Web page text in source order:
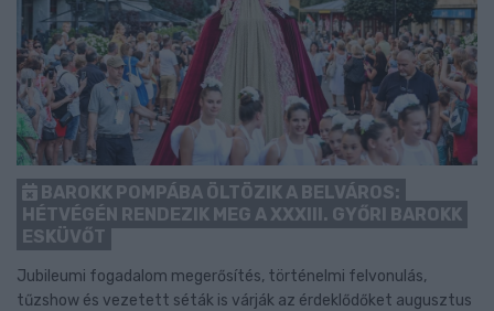
BAROKK POMPÁBA ÖLTÖZIK A BELVÁROS:
HÉTVÉGÉN RENDEZIK MEG A XXXIII. GYŐRI BAROKK
ESKÜVŐT
Jubileumi fogadalom megerősítés, történelmi felvonulás,
tűzshow és vezetett séták is várják az érdeklődőket augusztus